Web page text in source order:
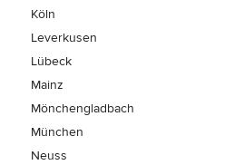
Köln
Leverkusen
Lübeck
Mainz
Mönchen­gladbach
München
Neuss